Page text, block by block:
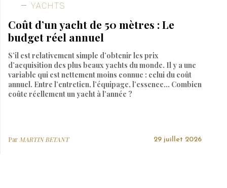
YACHTS
Coût d’un yacht de 50 mètres : Le
budget réel annuel
S’il est relativement simple d’obtenir les prix
d’acquisition des plus beaux yachts du monde. Il y a une
variable qui est nettement moins connue : celui du coût
annuel. Entre l’entretien, l’équipage, l’essence… Combien
coûte réellement un yacht à l’année ?
Par MARTIN BETANT 29 juillet 2026